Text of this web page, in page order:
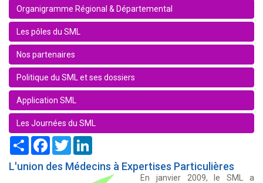
Organigramme Régional & Départemental
Les pôles du SML
Nos partenaires
Politique du SML et ses dossiers
Application SML
Les Journées du SML
Share FacebookTwitter
L'union des Médecins à Expertises Particulières
En janvier 2009, le SML a